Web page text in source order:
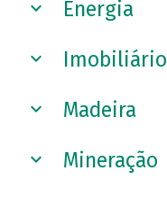
Energia
Imobiliário
Madeira
Mineração